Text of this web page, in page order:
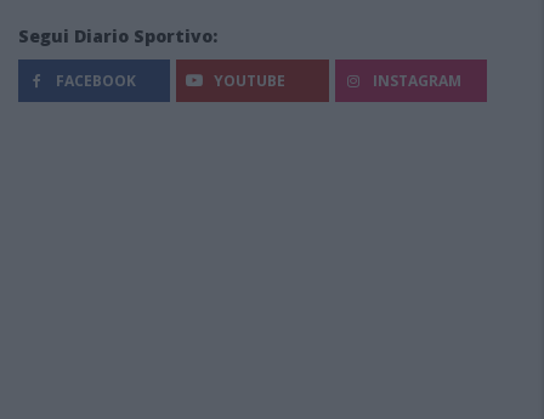
Segui Diario Sportivo:
FACEBOOK YOUTUBE INSTAGRAM